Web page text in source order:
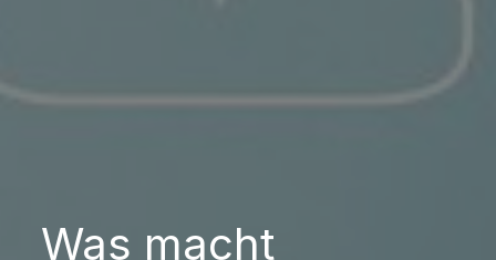
Was macht